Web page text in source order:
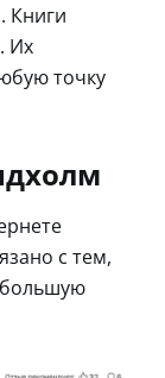
Книги
Их
точку
с тем,